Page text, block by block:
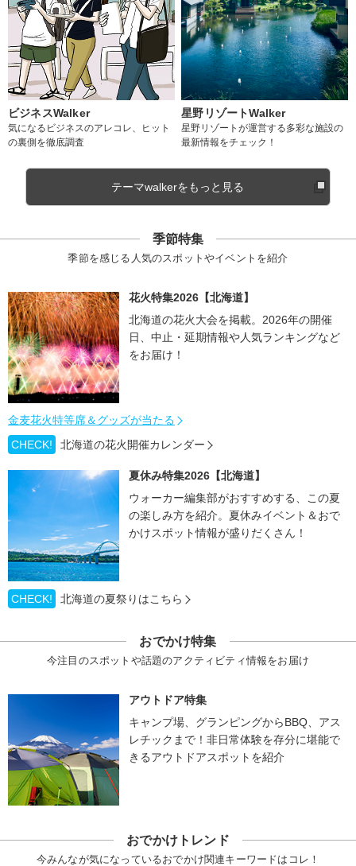
ビジネスWalker
気になるビジネスのアレコレ、ヒット
の裏側を徹底調査
星野リゾートWalker
星野リゾートが運営する多彩な施設の
最新情報をチェック！
テーマwalkerをもっと見る
季節特集
季節を感じる人気のスポットやイベントを紹介
花火特集2026【北海道】
北海道の花火大会を掲載。2026年の開催
日、中止・延期情報や人気ランキングなど
をお届け！
金麦花火特等席＆グッズが当たる
CHECK!
北海道の花火開催カレンダー
夏休み特集2026【北海道】
ウォーカー編集部がおすすめする、この夏
の楽しみ方を紹介。夏休みイベント＆おで
かけスポット情報が盛りだくさん！
CHECK! 北海道の夏祭りはこちら
おでかけ特集
今注目のスポットや話題のアクティビティ情報をお届け
アウトドア特集
キャンプ場、グランピングからBBQ、アス
レチックまで！非日常体験を存分に堪能で
きるアウトドアスポットを紹介
おでかけトレンド
今みんなが気になっているおでかけ関連キーワードはコレ！